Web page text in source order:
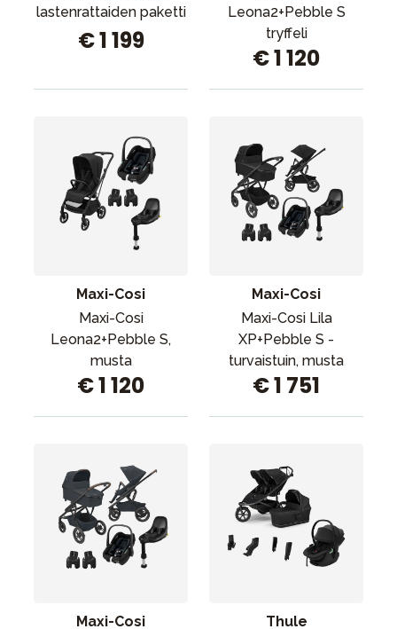
lastenrattaiden paketti
€ 1 199
Leona2+Pebble S
tryffeli
€ 1 120
Maxi-Cosi
Maxi-Cosi
Leona2+Pebble S,
musta
€ 1 120
Maxi-Cosi
Maxi-Cosi Lila
XP+Pebble S -
turvaistuin, musta
€ 1 751
Maxi-Cosi
Thule